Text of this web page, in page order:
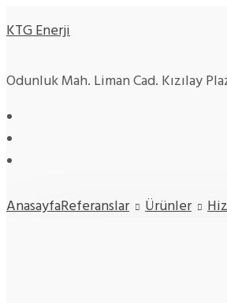
KTG Enerji
Odunluk Mah. Liman Cad. Kızılay
AnasayfaReferanslar Ürünler